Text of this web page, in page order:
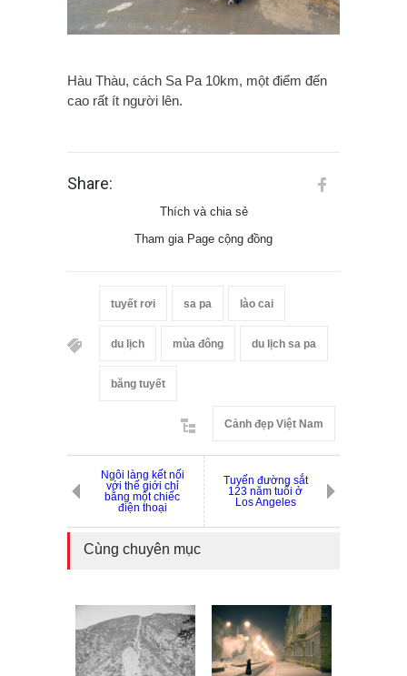
Hàu Thàu, cách Sa Pa 10km, một điểm đến
cao rất ít người lên.
Share:
Thích và chia sẻ
Tham gia Page cộng đồng
tuyết rơi sa pa lào cai
du lịch mùa đông du lịch sa pa
băng tuyết
Cảnh đẹp Việt Nam
Ngôi làng kết nối
với thế giới chỉ
bằng một chiếc
điện thoại
Tuyến đường sắt
123 năm tuổi ở
Los Angeles
Cùng chuyên mục